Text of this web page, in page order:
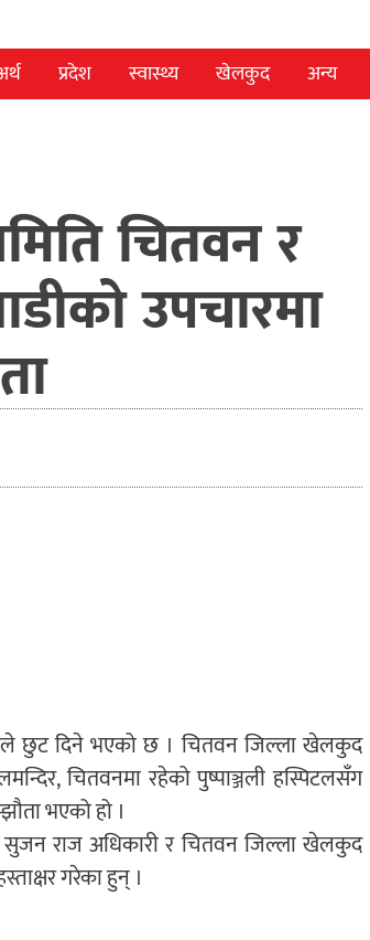
प्रदेश स्वास्थ्य खेलकुद अन्य
चितवन र
उपचारमा
छुट दिने भएको छ । चितवन जिल्ला खेलकुद
चितवनमा रहेको पुष्पाञ्जली हस्पिटलसँग
भएको हो ।
सुजन राज अधिकारी र चितवन जिल्ला खेलकुद
गरेका हुन् ।